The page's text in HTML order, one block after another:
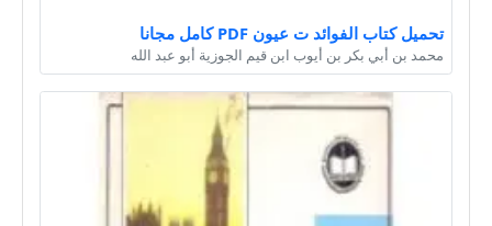
تحميل كتاب الفوائد ت عيون PDF كامل مجانا
محمد بن أبي بكر بن أيوب ابن قيم الجوزية أبو عبد الله